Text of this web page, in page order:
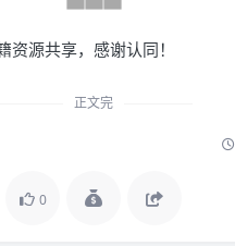
资源共享，感谢认同！
正文完
0